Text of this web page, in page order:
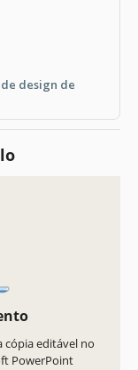
design de
cópia editável no
PowerPoint